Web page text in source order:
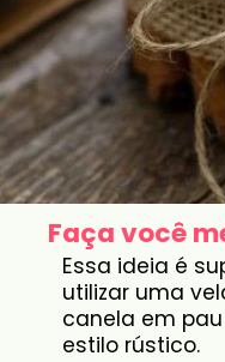
Faça você
Essa ideia é
utilizar uma
canela em
estilo rústico.